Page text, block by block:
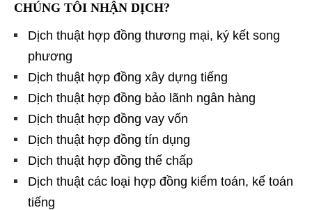
CHÚNG TÔI NHẬN DỊCH?
Dịch thuật hợp đồng thương mại, ký kết song
phương
Dịch thuật hợp đồng xây dựng tiếng
Dịch thuật hợp đồng bảo lãnh ngân hàng
Dịch thuật hợp đồng vay vốn
Dịch thuật hợp đồng tín dụng
Dịch thuật hợp đồng thế chấp
Dịch thuật các loại hợp đồng kiểm toán, kế toán
tiếng